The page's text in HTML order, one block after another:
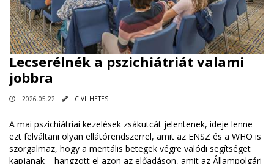
Lecserélnék a pszichiátriát valami
jobbra
2026.05.22 CIVILHETES
A mai pszichiátriai kezelések zsákutcát jelentenek, ideje lenne
ezt felváltani olyan ellátórendszerrel, amit az ENSZ és a WHO is
szorgalmaz, hogy a mentális betegek végre valódi segítséget
kapjanak – hangzott el azon az előadáson, amit az Állampolgári